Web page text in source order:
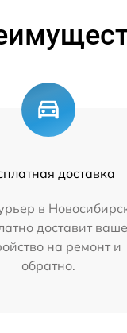
доставка
в
доставит ваше
на ремонт и
обратно.